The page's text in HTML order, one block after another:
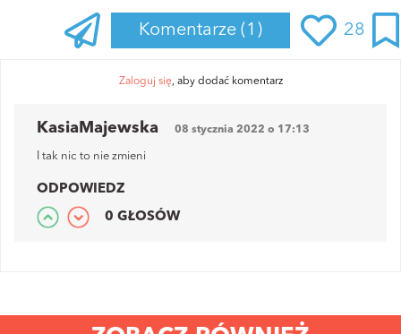
Komentarze (1) 28
Zaloguj się, aby dodać komentarz
KasiaMajewska 08 stycznia 2022 o 17:13
I tak nic to nie zmieni
ODPOWIEDZ
0 GŁOSÓW